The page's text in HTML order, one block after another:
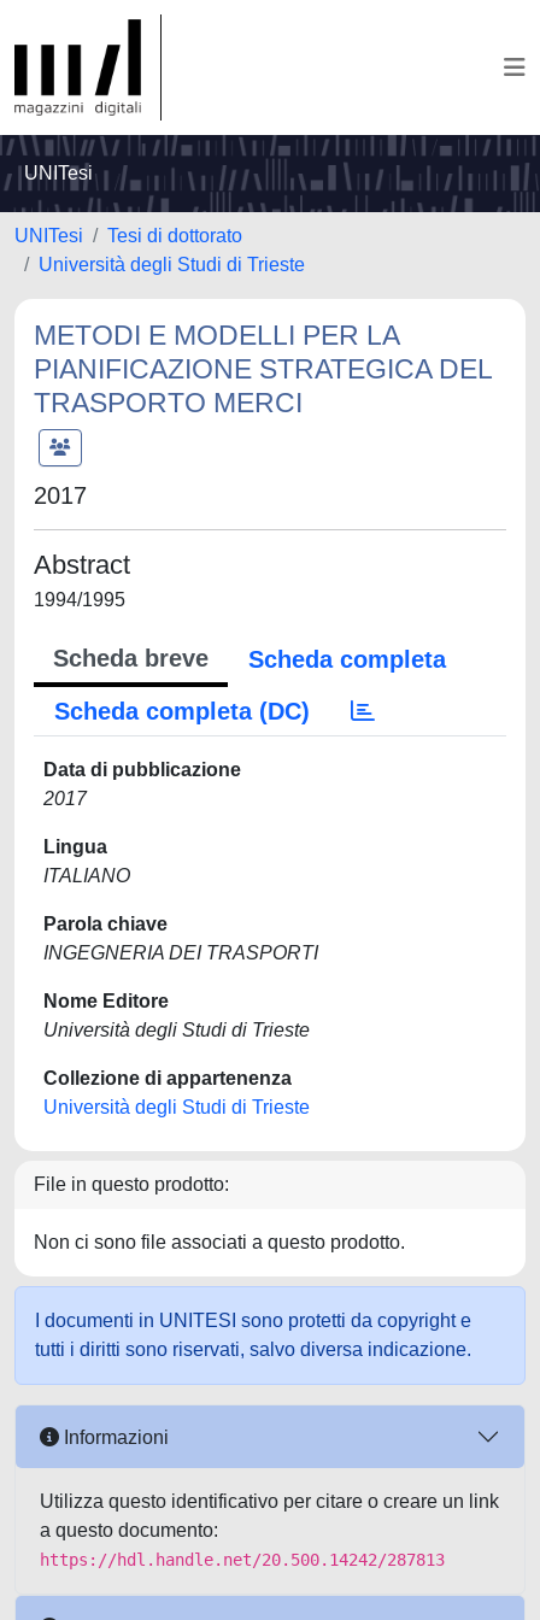
UNITesi
UNITesi
Tesi di dottorato
Università degli Studi di Trieste
METODI E MODELLI PER LA
PIANIFICAZIONE STRATEGICA DEL
TRASPORTO MERCI
2017
Abstract
1994/1995
Scheda breve
Scheda completa
Scheda completa (DC)
Data di pubblicazione
2017
Lingua
ITALIANO
Parola chiave
INGEGNERIA DEI TRASPORTI
Nome Editore
Università degli Studi di Trieste
Collezione di appartenenza
Università degli Studi di Trieste
File in questo prodotto:
Non ci sono file associati a questo prodotto.
I documenti in UNITESI sono protetti da copyright e
tutti i diritti sono riservati, salvo diversa indicazione.
Informazioni
Utilizza questo identificativo per citare o creare un link
a questo documento:
https://hdl.handle.net/20.500.14242/287813